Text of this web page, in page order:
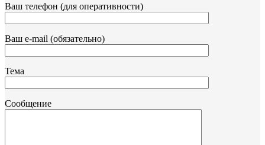
Ваш телефон (для оперативности)
Ваш e-mail (обязательно)
Тема
Сообщение